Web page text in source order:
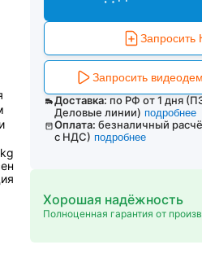
Запросить
Запросить
Доставка: по РФ от 1 дня
Деловые линии) подробнее
Оплата: безналичный
с НДС) подробнее
Хорошая надёжность
Полноценная гарантия от